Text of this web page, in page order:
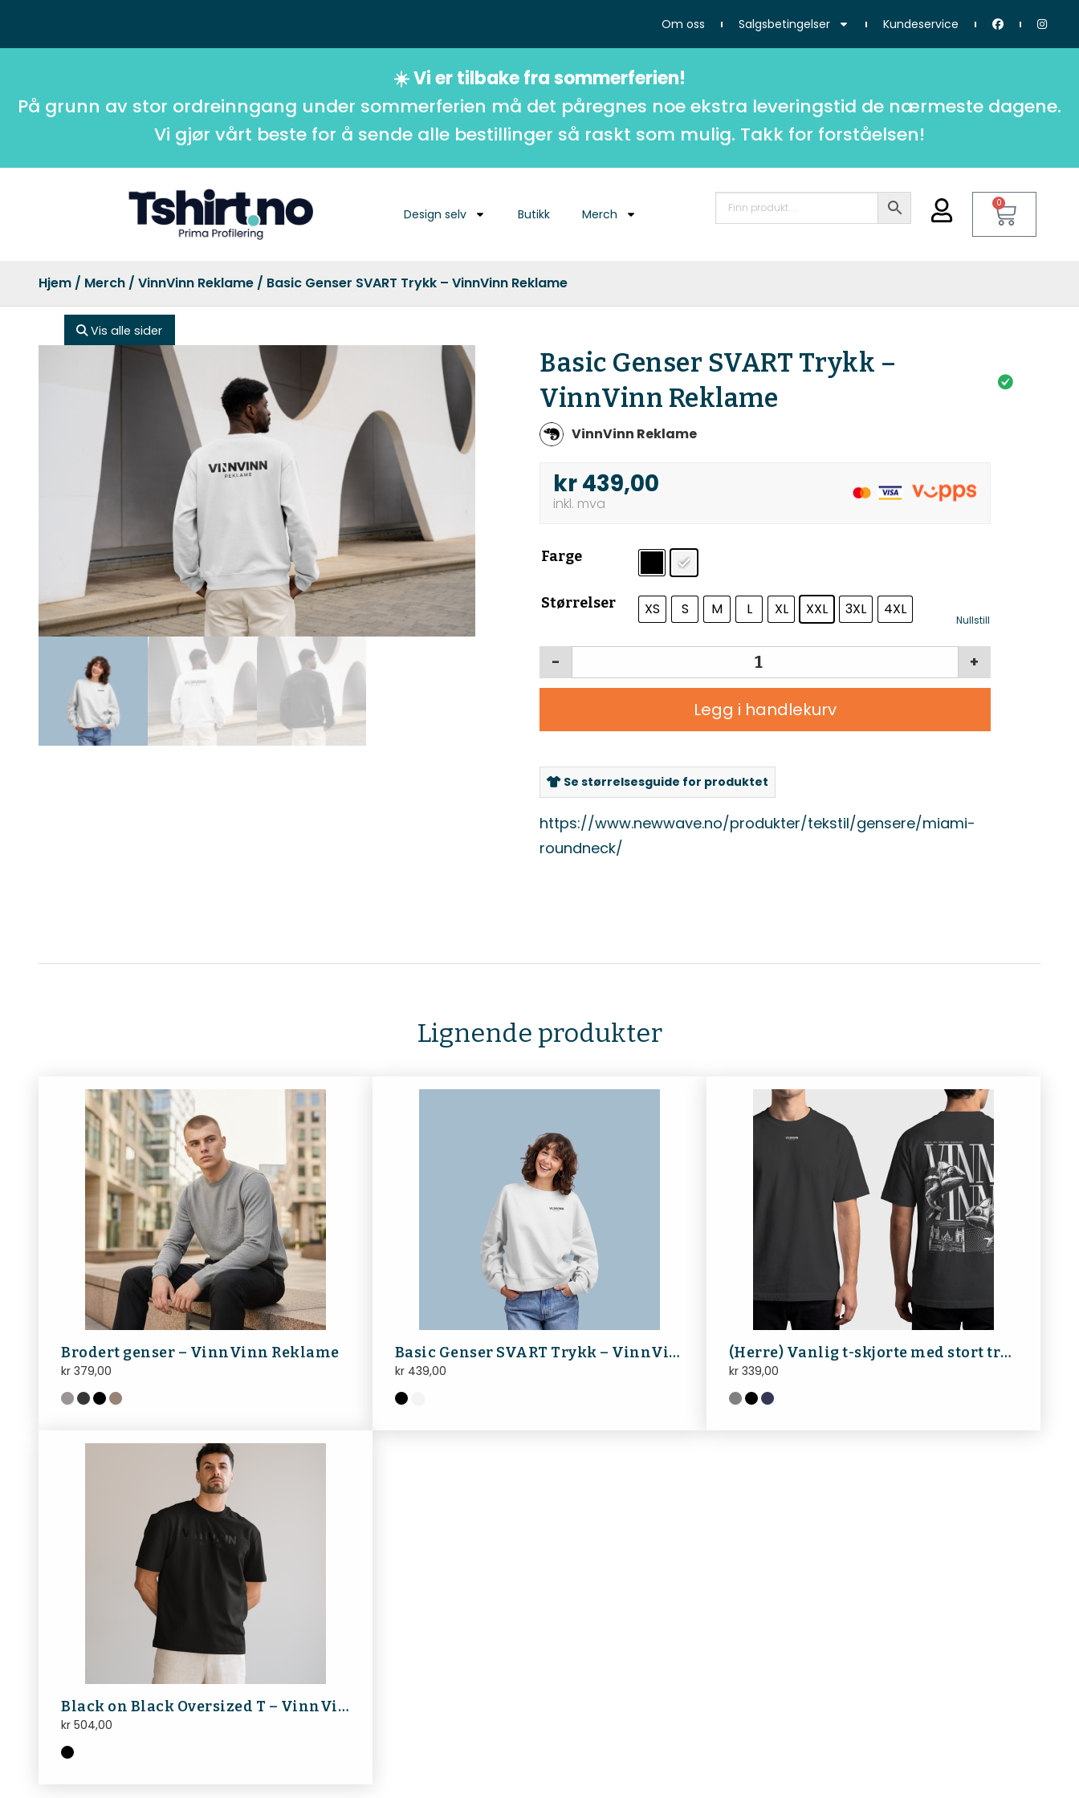
Om oss Salgsbetingelser Kundeservice
☀️ Vi er tilbake fra sommerferien!
På grunn av stor ordreinngang under sommerferien må det påregnes noe ekstra leveringstid de nærmeste dagene.
Vi gjør vårt beste for å sende alle bestillinger så raskt som mulig. Takk for forståelsen!
Design selv Butikk Merch
0
Hjem / Merch / VinnVinn Reklame / Basic Genser SVART Trykk – VinnVinn Reklame
Vis alle sider
Basic Genser SVART Trykk –
VinnVinn Reklame
VinnVinn Reklame
kr439,00
Farge
Størrelser XS S M L XL XXL 3XL 4XL
Nullstill
+
-
Legg i handlekurv
Se størrelsesguide for produktet
https://www.newwave.no/produkter/tekstil/gensere/miami-
roundneck/
Lignende produkter
Brodert genser – VinnVinn Reklame
kr 379,00
Basic Genser SVART Trykk – VinnVinn Reklame
kr439,00
(Herre) Vanlig t-skjorte med stort trykk på rygg – VinnVinn Reklame
kr339,00
Black on Black Oversized T – VinnVinn Reklame
kr 504,00